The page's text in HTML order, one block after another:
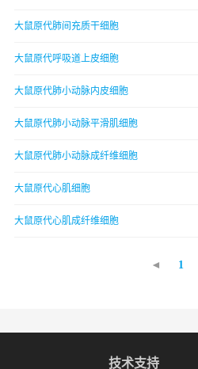
大鼠原代肺间充质干细胞
大鼠原代呼吸道上皮细胞
大鼠原代肺小动脉内皮细胞
大鼠原代肺小动脉平滑肌细胞
大鼠原代肺小动脉成纤维细胞
大鼠原代心肌细胞
大鼠原代心肌成纤维细胞
◄ 1
技术支持